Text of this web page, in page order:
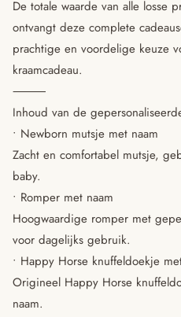
De totale waarde van alle losse
ontvangt deze complete
prachtige en voordelige keuze
kraamcadeau.
⸻
Inhoud van de
• Newborn mutsje met naam
Zacht en comfortabel mutsje,
baby.
• Romper met naam
Hoogwaardige romper met
voor dagelijks gebruik.
• Happy Horse knuffeldoekje
Origineel Happy Horse
naam.